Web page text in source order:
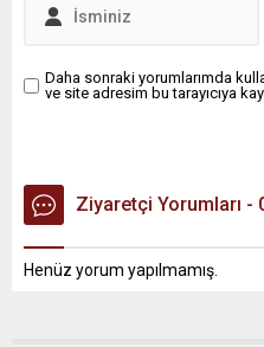
Daha sonraki yorumlarımda
ve site adresim bu tarayıcıya
Ziyaretçi Yorumları -
Henüz yorum yapılmamış.